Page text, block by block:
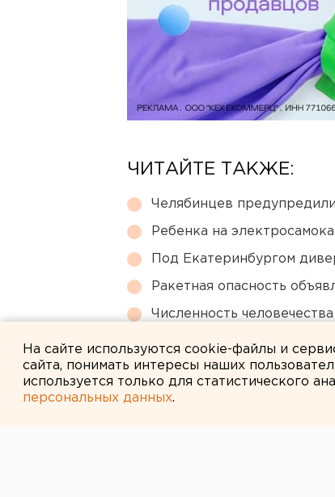
ЧИТАЙТЕ ТАКЖЕ:
Челябинцев
Ребенка на
Под Екатеринбургом
Ракетная опасность
Численность
На сайте используются cookie-файлы и
сайта, понимать интересы наших
используется только для статистического
персональных данных.